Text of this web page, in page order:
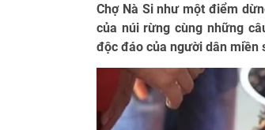
Chợ Nà Si như một điểm
của núi rừng cùng những
độc đáo của người dân miền